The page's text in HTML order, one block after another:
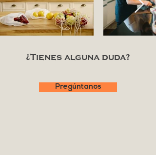
¿Tienes alguna duda?
Pregúntanos